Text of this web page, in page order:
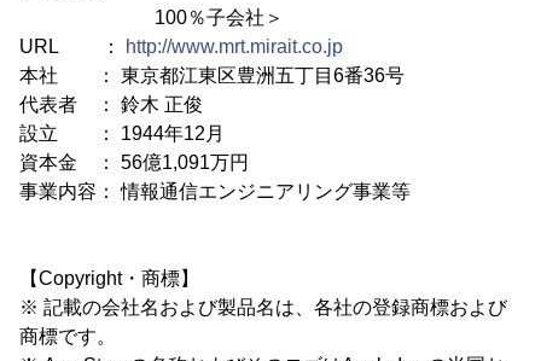
100％子会社＞
URL ：
http://www.mrt.mirait.co.jp
本社 ： 東京都江東区豊洲五丁目6番36号
代表者 ： 鈴木 正俊
設立 ： 1944年12月
資本金 ： 56億1,091万円
事業内容： 情報通信エンジニアリング事業等
【Copyright・商標】
※ 記載の会社名および製品名は、各社の登録商標および
商標です。